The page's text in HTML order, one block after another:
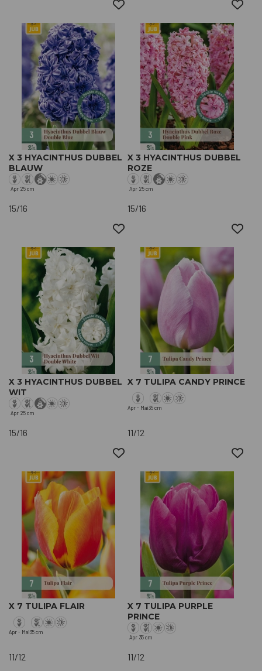
X 3 HYACINTHUS DUBBEL
BLAUW
Apr 25 cm
15/16
X 3 HYACINTHUS DUBBEL
ROZE
Apr 25 cm
15/16
X 3 HYACINTHUS DUBBEL
WIT
Apr 25 cm
15/16
X 7 TULIPA CANDY PRINCE
Apr - Mai35 cm
11/12
X 7 TULIPA FLAIR
Apr - Mai35 cm
11/12
X 7 TULIPA PURPLE
PRINCE
Apr 35 cm
11/12